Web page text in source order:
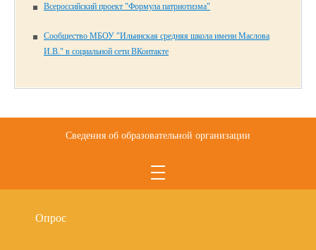
Всероссийский проект "Формула патриотизма"
Сообщество МБОУ "Ильинская средняя школа имени Маслова
И.В." в социальной сети ВКонтакте
Сведения об образовательной организации
Опрос